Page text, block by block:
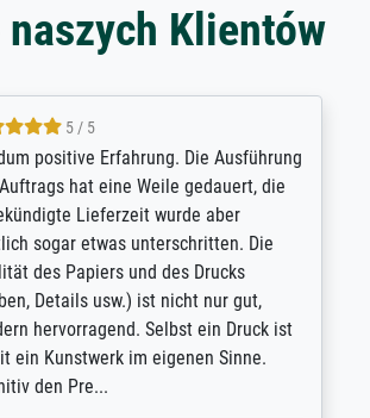
Klientów
5 / 5
positive Erfahrung. Die Ausführung
hat eine Weile gedauert, die
Lieferzeit wurde aber
sogar etwas unterschritten. Die
des Papiers und des Drucks
Details usw.) ist nicht nur gut,
hervorragend. Selbst ein Druck ist
Kunstwerk im eigenen Sinne.
den Pre...